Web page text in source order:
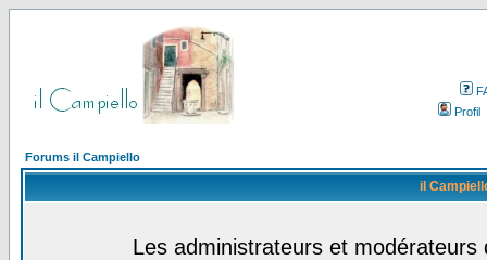
Profil
Forums il Campiello
il
Les administrateurs et